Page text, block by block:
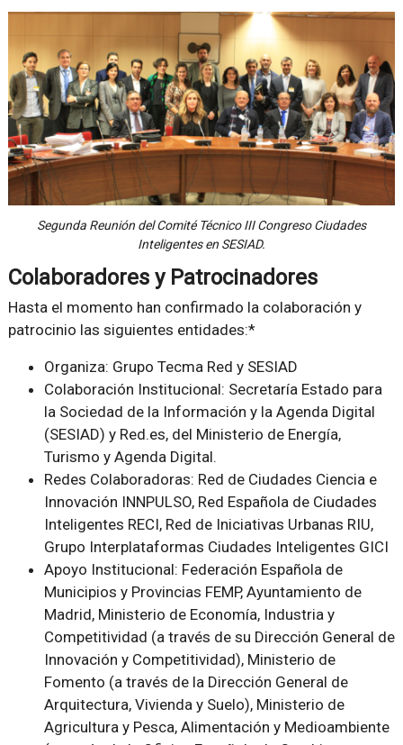
Segunda Reunión del Comité Técnico III Congreso Ciudades
Inteligentes en SESIAD.
Colaboradores y Patrocinadores
Hasta el momento han confirmado la colaboración y
patrocinio las siguientes entidades:*
Organiza: Grupo Tecma Red y SESIAD
Colaboración Institucional: Secretaría Estado para
la Sociedad de la Información y la Agenda Digital
(SESIAD) y Red.es, del Ministerio de Energía,
Turismo y Agenda Digital.
Redes Colaboradoras: Red de Ciudades Ciencia e
Innovación INNPULSO, Red Española de Ciudades
Inteligentes RECI, Red de Iniciativas Urbanas RIU,
Grupo Interplataformas Ciudades Inteligentes GICI
Apoyo Institucional: Federación Española de
Municipios y Provincias FEMP, Ayuntamiento de
Madrid, Ministerio de Economía, Industria y
Competitividad (a través de su Dirección General de
Innovación y Competitividad), Ministerio de
Fomento (a través de la Dirección General de
Arquitectura, Vivienda y Suelo), Ministerio de
Agricultura y Pesca, Alimentación y Medioambiente